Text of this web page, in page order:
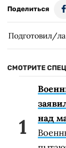
Поделиться
Подготовил/
СМОТРИТЕ
над